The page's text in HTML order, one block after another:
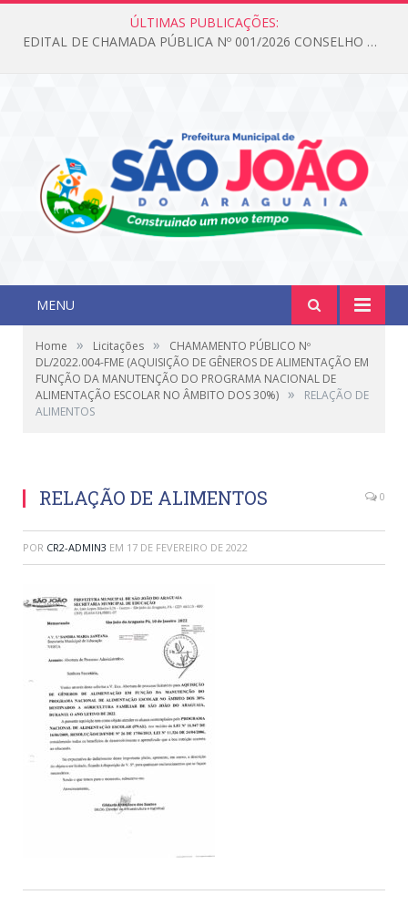
ÚLTIMAS PUBLICAÇÕES:
EDITAL DE CHAMADA PÚBLICA Nº 001/2026 CONSELHO DOS DIREITOS DA CRIANÇA E DO ADOLESCENTE
MENU
Home » Licitações »
CHAMAMENTO PÚBLICO Nº
DL/2022.004-FME (AQUISIÇÃO DE GÊNEROS DE ALIMENTAÇÃO EM
FUNÇÃO DA MANUTENÇÃO DO PROGRAMA NACIONAL DE
ALIMENTAÇÃO ESCOLAR NO ÂMBITO DOS 30%) »
RELAÇÃO DE
ALIMENTOS
RELAÇÃO DE ALIMENTOS 0
POR CR2-ADMIN3 EM 17 DE FEVEREIRO DE 2022